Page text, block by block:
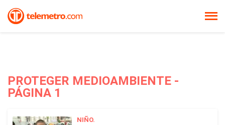
PROTEGER MEDIOAMBIENTE -
PÁGINA 1
NIÑO.